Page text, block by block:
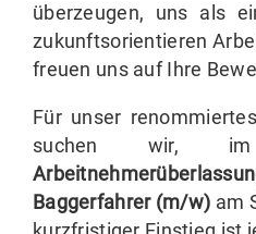
überzeugen, uns als
zukunftsorientieren
freuen uns auf Ihre
Für unser
suchen wir,
Baggerfahrer (m/w) am